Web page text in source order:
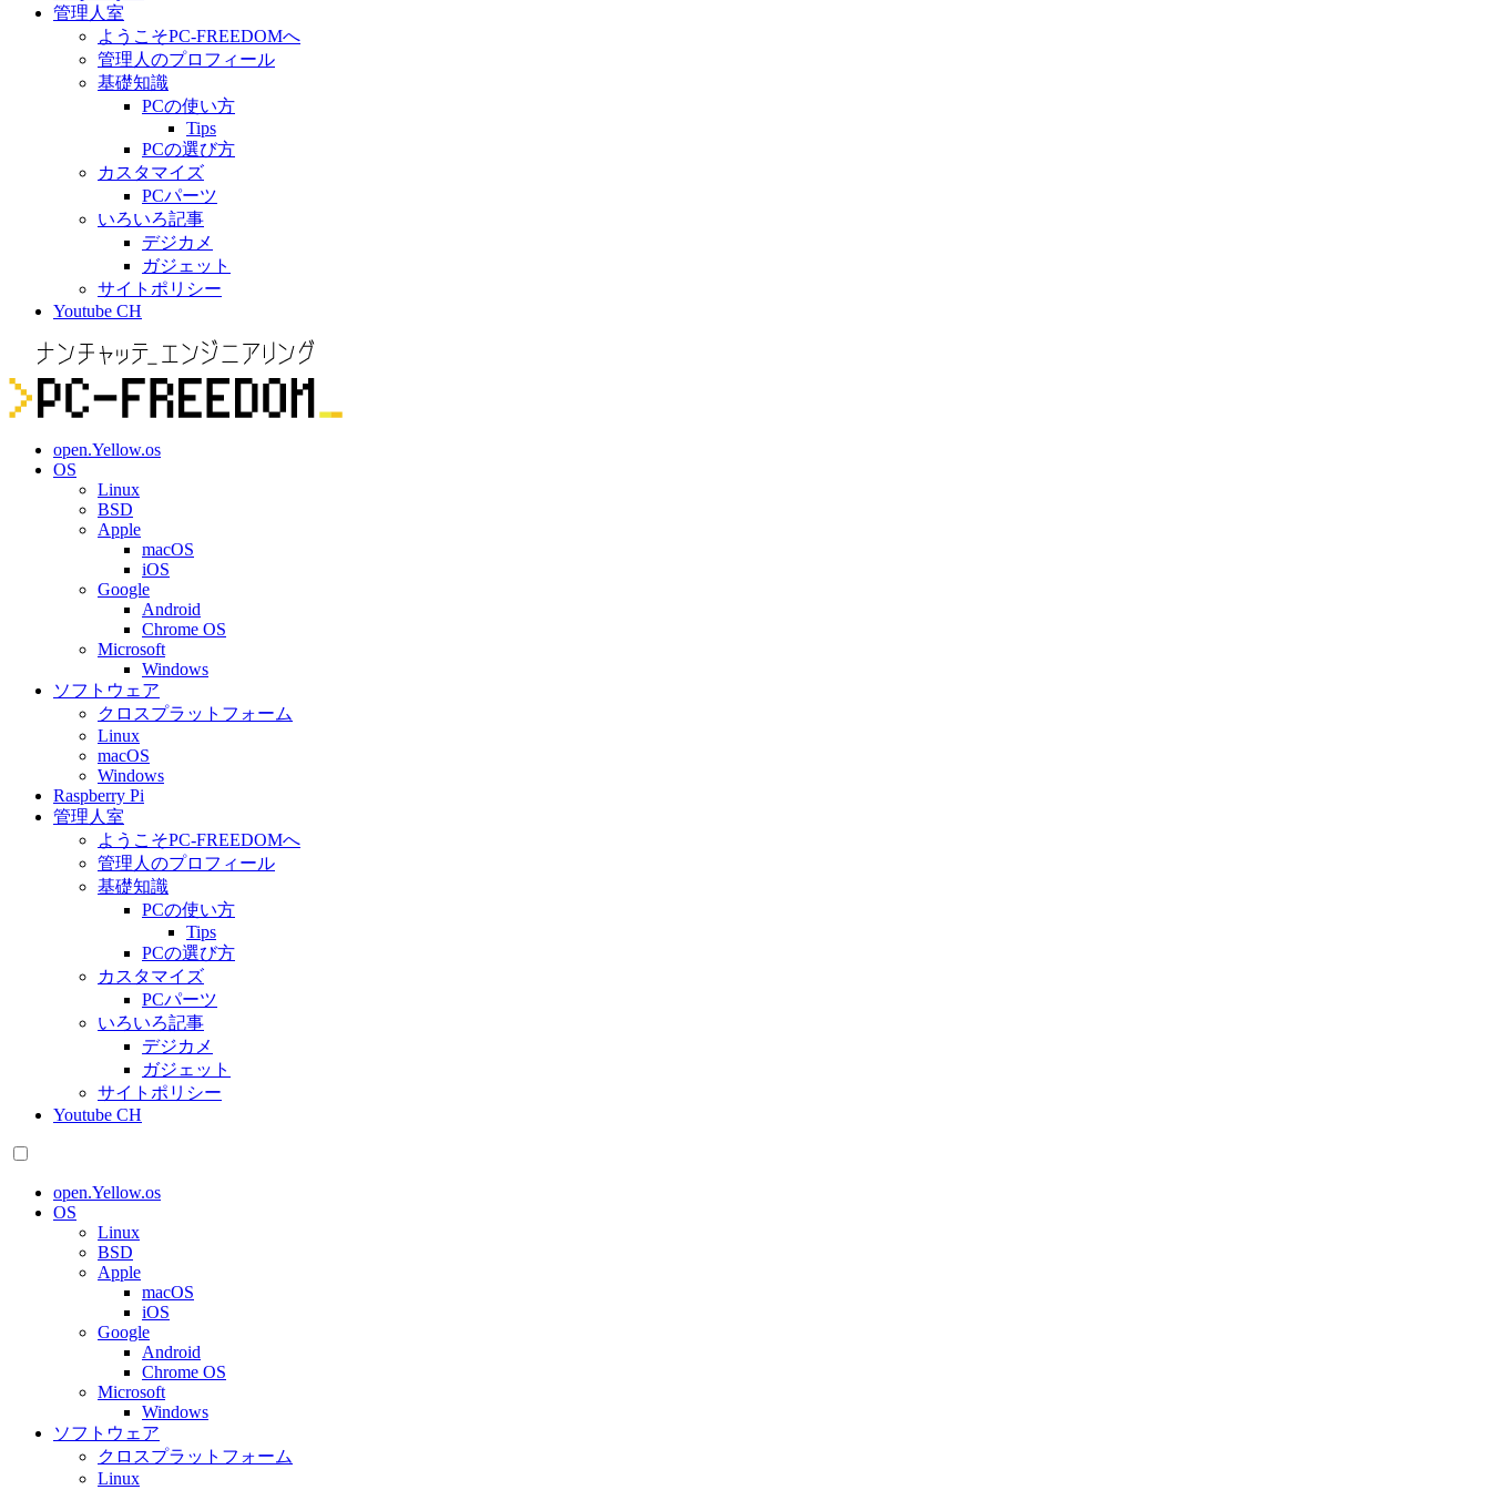
管理人室
ようこそPC-FREEDOMへ
管理人のプロフィール
基礎知識
PCの使い方
Tips
PCの選び方
カスタマイズ
PCパーツ
いろいろ記事
デジカメ
ガジェット
サイトポリシー
Youtube CH
open.Yellow.os
OS
Linux
BSD
Apple
macOS
iOS
Google
Android
Chrome OS
Microsoft
Windows
ソフトウェア
クロスプラットフォーム
Linux
macOS
Windows
Raspberry Pi
管理人室
ようこそPC-FREEDOMへ
管理人のプロフィール
基礎知識
PCの使い方
Tips
PCの選び方
カスタマイズ
PCパーツ
いろいろ記事
デジカメ
ガジェット
サイトポリシー
Youtube CH
open.Yellow.os
OS
Linux
BSD
Apple
macOS
iOS
Google
Android
Chrome OS
Microsoft
Windows
ソフトウェア
クロスプラットフォーム
Linux